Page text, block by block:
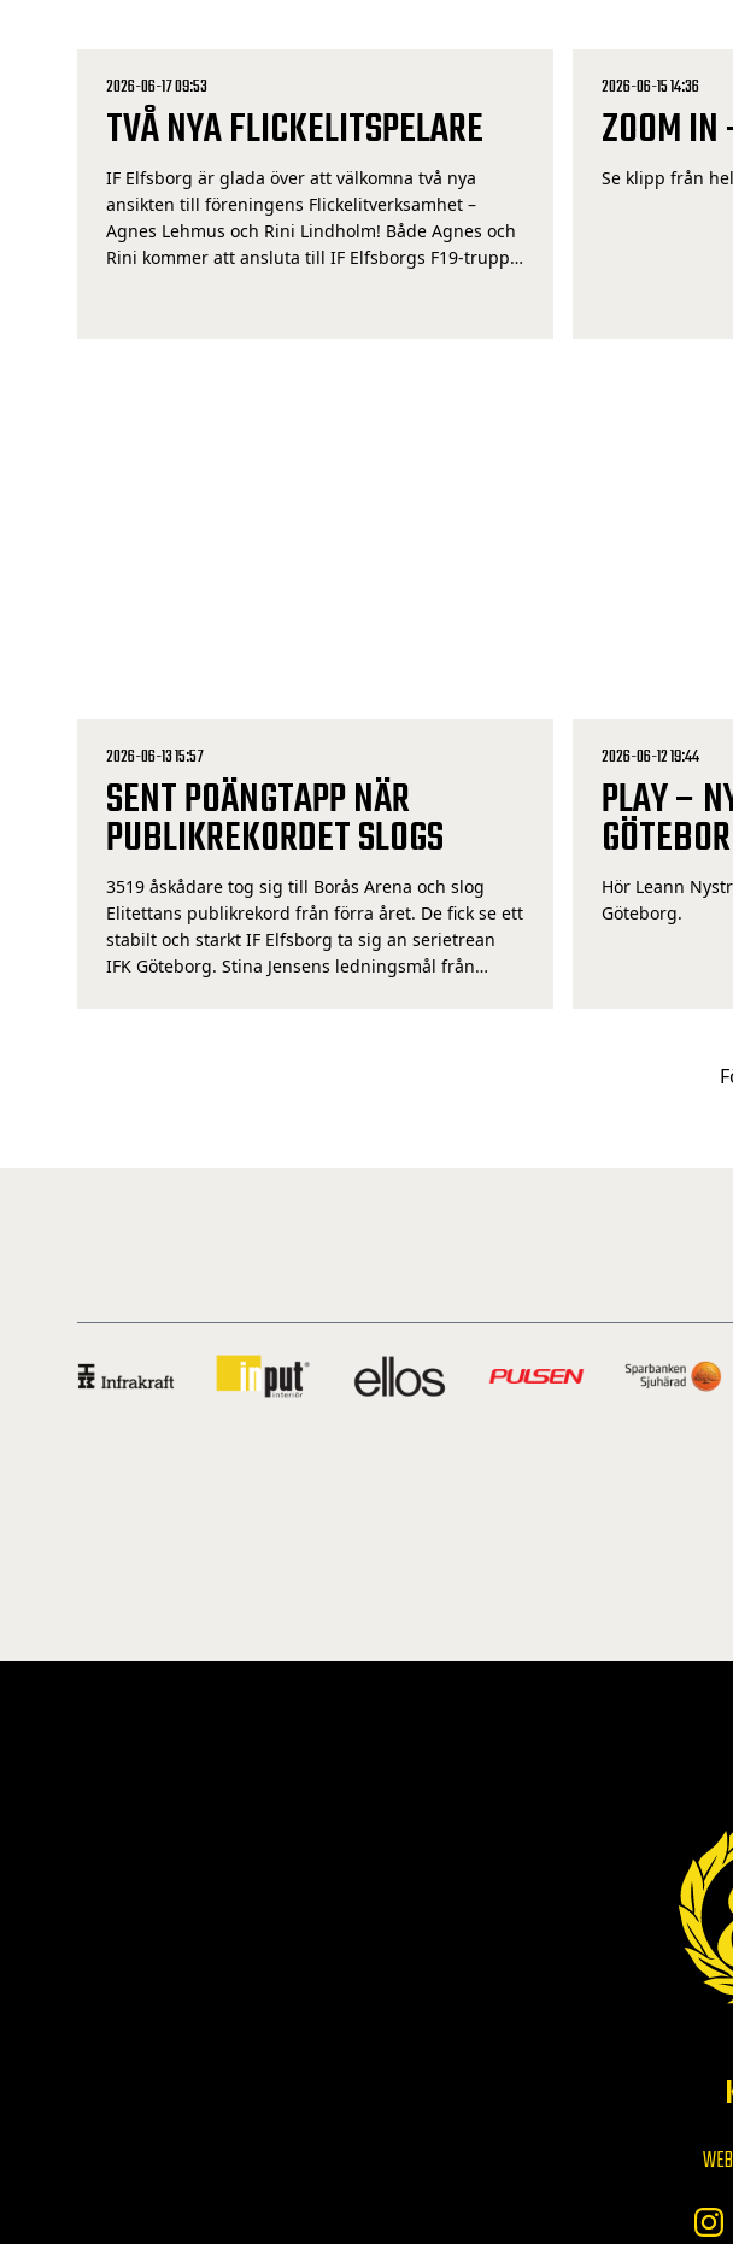
2026-06-17 09:53
TVÅ NYA FLICKELITSPELARE
IF Elfsborg är glada över att välkomna två nya
ansikten till föreningens Flickelitverksamhet –
Agnes Lehmus och Rini Lindholm! Både Agnes och
Rini kommer att ansluta till IF Elfsborgs F19-trupp i
2026-06-15 14:36
ZOOM IN
Se klipp från
2026-06-13 15:57
SENT POÄNGTAPP NÄR
PUBLIKREKORDET SLOGS
3519 åskådare tog sig till Borås Arena och slog
Elitettans publikrekord från förra året. De fick se ett
stabilt och starkt IF Elfsborg ta sig an serietrean
IFK Göteborg. Stina Jensens ledningsmål från
2026-06-12 19:44
PLAY –
Hör Leann
Göteborg.